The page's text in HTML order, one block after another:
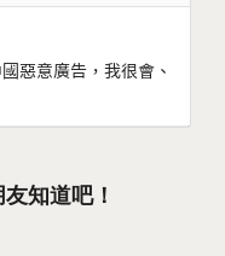
惡意廣告，我很會、
知道吧！